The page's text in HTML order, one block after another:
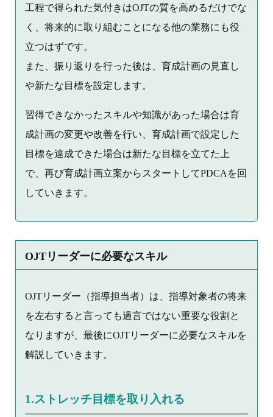
工程で得られた気付きはOJTの質を高めるだけでな
く、将来的に取り組むことになる他の業務にも役
立つはずです。
また、振り返りを行った後は、育成計画の見直し
や新たな目標を設定します。
習得できなかったスキルや知識があった場合は育
成計画の変更や改善を行い、育成計画で設定した
目標を達成できた場合は新たな目標を立てた上
で、再び育成計画立案からスタートしてPDCAを回
していきます。
OJTリーダーに必要なスキル
OJTリーダー（指導担当者）は、指導対象者の将来
を左右すると言っても過言ではない重要な役割と
なりますが、最後にOJTリーダーに必要なスキルを
解説していきます。
1.ストレッチ目標を取り入れる